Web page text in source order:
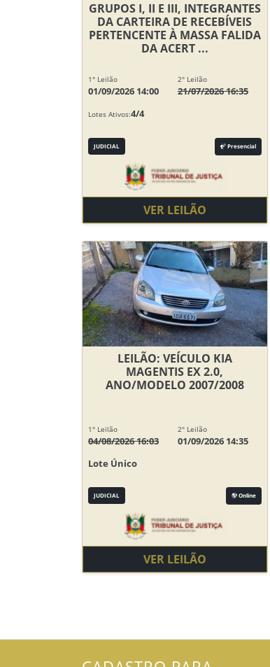
GRUPOS I, II E III, INTEGRANTES
DA CARTEIRA DE RECEBÍVEIS
PERTENCENTE À MASSA FALIDA
DA ACERT ...
1° Leilão
01/09/2026 14:00
2° Leilão
21/07/2026 16:35
Lotes Ativos:4/4
JUDICIAL Presencial
VER LEILÃO
LEILÃO: VEÍCULO KIA
MAGENTIS EX 2.0,
ANO/MODELO 2007/2008
1° Leilão
04/08/2026 16:03
2° Leilão
01/09/2026 14:35
Lote Único
JUDICIAL Online
VER LEILÃO